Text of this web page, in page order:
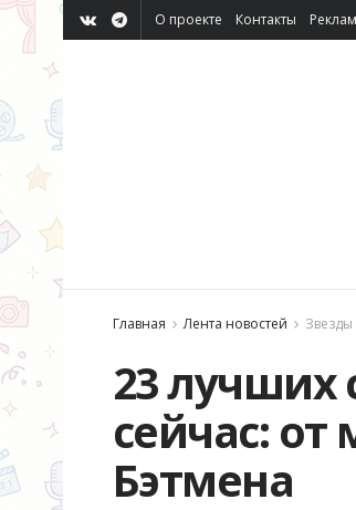
О проекте Контакты
Главная Лента новостей Звезды
23 лучших
сейчас:
Бэтмена